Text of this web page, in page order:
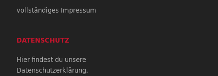
vollständiges Impressum
DATENSCHUTZ
Hier findest du unsere
Datenschutzerklärung.